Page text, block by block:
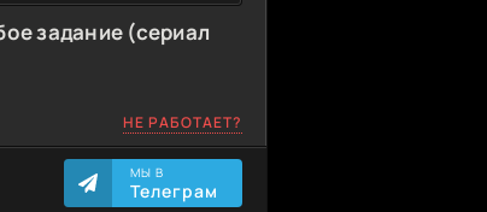
задание (сериал
НЕ РАБОТАЕТ?
МЫ В
Телеграм